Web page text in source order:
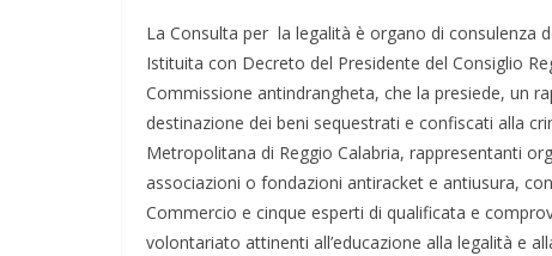
La Consulta per la legalità è organo di consulenza
Istituita con Decreto del Presidente del Consiglio
Commissione antindrangheta, che la presiede, un
destinazione dei beni sequestrati e confiscati alla
Metropolitana di Reggio Calabria, rappresentanti
associazioni o fondazioni antiracket e antiusura,
Commercio e cinque esperti di qualificata e
volontariato attinenti all’educazione alla legalità e